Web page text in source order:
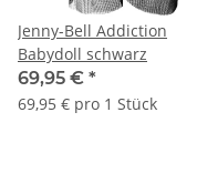
Jenny-Bell Addiction
Babydoll schwarz
69,95 € *
69,95 € pro 1 Stück